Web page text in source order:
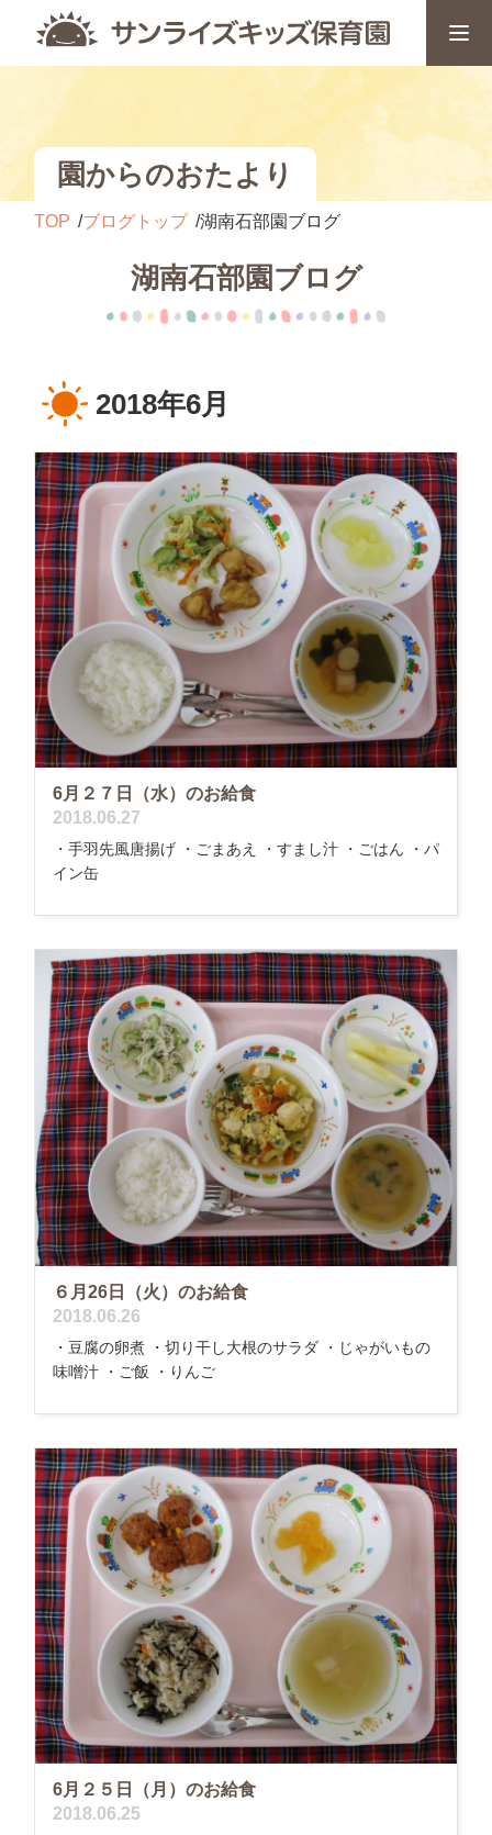
園からのおたより
TOP ブログトップ 湖南石部園ブログ
湖南石部園ブログ
2018年6月
6月２７日（水）のお給食
2018.06.27
・手羽先風唐揚げ ・ごまあえ ・すまし汁 ・ごはん ・パ
イン缶
６月26日（火）のお給食
2018.06.26
・豆腐の卵煮 ・切り干し大根のサラダ ・じゃがいもの
味噌汁 ・ご飯 ・りんご
6月２５日（月）のお給食
2018.06.25